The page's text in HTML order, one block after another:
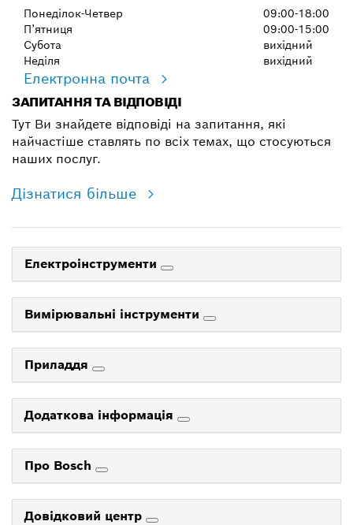
Понеділок-Четвер
П’ятниця
Субота
Неділя
09:00-18:00
09:00-15:00
вихідний
вихідний
Електронна почта
ЗАПИТАННЯ ТА ВІДПОВІДІ
Тут Ви знайдете відповіді на запитання, які
найчастіше ставлять по всіх темах, що стосуються
наших послуг.
Дізнатися більше
Електроінструменти
Вимірювальні інструменти
Приладдя
Додаткова інформація
Про Bosch
Довідковий центр